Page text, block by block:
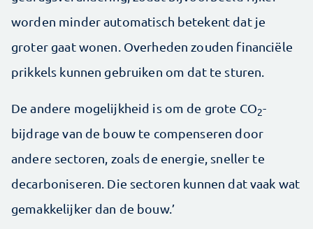
worden minder automatisch betekent dat je
groter gaat wonen. Overheden zouden financiële
prikkels kunnen gebruiken om dat te sturen.
De andere mogelijkheid is om de grote CO2-
bijdrage van de bouw te compenseren door
andere sectoren, zoals de energie, sneller te
decarboniseren. Die sectoren kunnen dat vaak wat
gemakkelijker dan de bouw.’